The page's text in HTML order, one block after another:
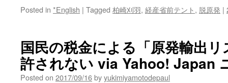
Posted in *English | Tagged 柏崎刈羽, 経産省前テント, 脱原発 |
国民の税金による「原発輸出
許されない via Yahoo! Japan
Posted on 2017/09/16byyukimiyamotodepaul